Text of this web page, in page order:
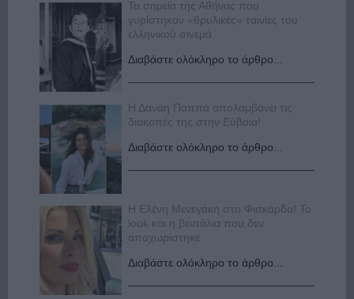
Τα σημεία της Αθήνας που
γυρίστηκαν «θρυλικές» ταινίες του
ελληνικού σινεμά
Διαβάστε ολόκληρο το άρθρο...
Η Δανάη Παππά απολαμβάνει τις
διακοπές της στην Εύβοια!
Διαβάστε ολόκληρο το άρθρο...
Η Ελένη Μενεγάκη στο Φισκάρδο! Το
look και η βεντάλια που δεν
αποχωρίστηκε
Διαβάστε ολόκληρο το άρθρο...